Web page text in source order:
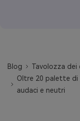
Blog
Tavolozza dei
Oltre 20 palette di
audaci e neutri